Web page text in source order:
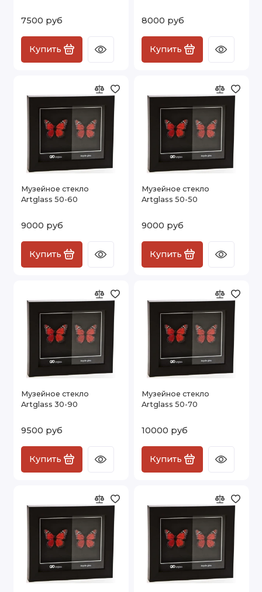
7500 руб
Купить
8000 руб
Купить
Музейное стекло
Artglass 50-60
9000 руб
Купить
Музейное стекло
Artglass 50-50
9000 руб
Купить
Музейное стекло
Artglass 30-90
9500 руб
Купить
Музейное стекло
Artglass 50-70
10000 руб
Купить